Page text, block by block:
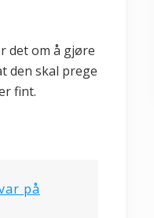
det om å gjøre
den skal prege
fint.
på